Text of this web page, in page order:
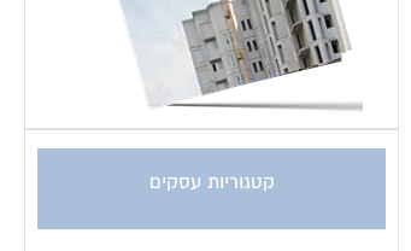
קטגוריות עסקים